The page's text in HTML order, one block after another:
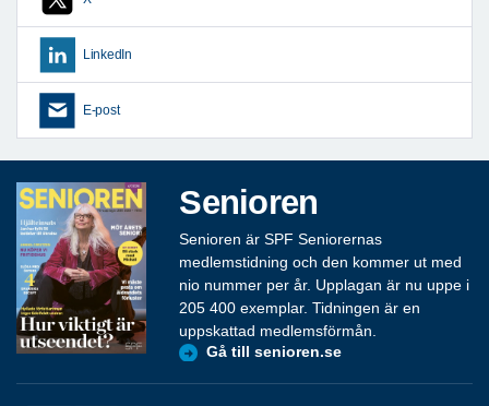
LinkedIn
E-post
Senioren
Senioren är SPF Seniorernas
medlemstidning och den kommer ut med
nio nummer per år. Upplagan är nu uppe i
205 400 exemplar. Tidningen är en
uppskattad medlemsförmån.
Gå till senioren.se